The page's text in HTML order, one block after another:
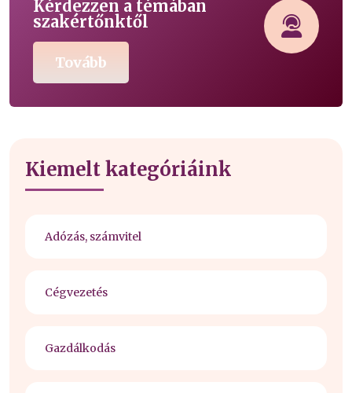
Kérdezzen a témában
szakértőnktől
Tovább
Kiemelt kategóriáink
Adózás, számvitel
Cégvezetés
Gazdálkodás